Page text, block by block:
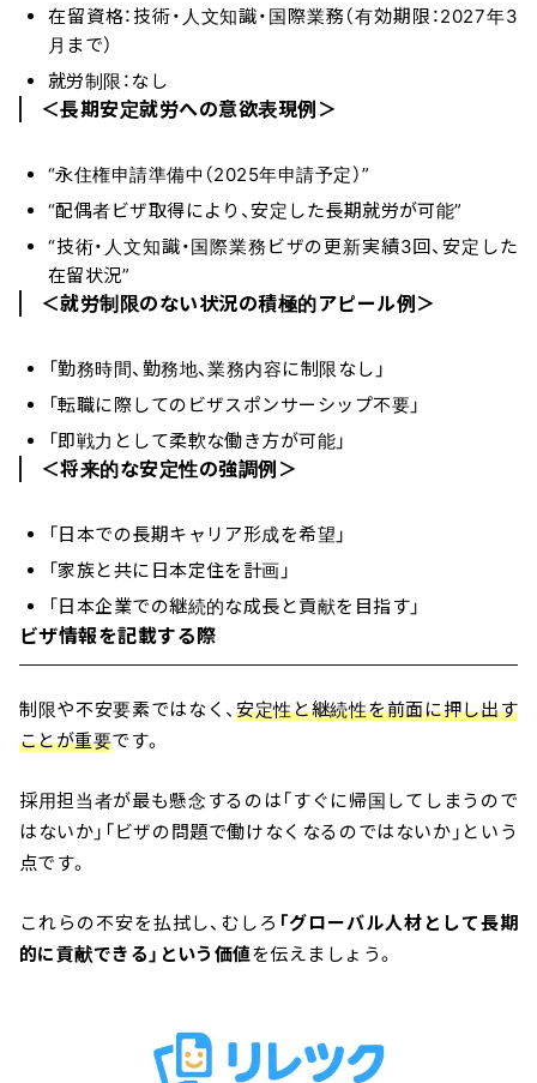
在留資格：技術・人文知識・国際業務（有効期限：2027年3
月まで）
就労制限：なし
＜長期安定就労への意欲表現例＞
“永住権申請準備中（2025年申請予定）”
“配偶者ビザ取得により、安定した長期就労が可能”
“技術・人文知識・国際業務ビザの更新実績3回、安定した
在留状況”
＜就労制限のない状況の積極的アピール例＞
「勤務時間、勤務地、業務内容に制限なし」
「転職に際してのビザスポンサーシップ不要」
「即戦力として柔軟な働き方が可能」
＜将来的な安定性の強調例＞
「日本での長期キャリア形成を希望」
「家族と共に日本定住を計画」
「日本企業での継続的な成長と貢献を目指す」
ビザ情報を記載する際
制限や不安要素ではなく、安定性と継続性を前面に押し出す
ことが重要です。
採用担当者が最も懸念するのは「すぐに帰国してしまうので
はないか」「ビザの問題で働けなくなるのではないか」という
点です。
これらの不安を払拭し、むしろ 「グローバル人材として長期
的に貢献できる」という価値を伝えましょう。